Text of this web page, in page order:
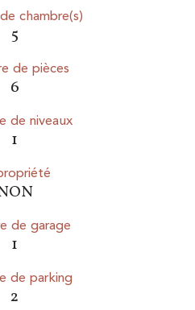
chambre(s)
5
de pièces
6
de niveaux
1
de garage
1
de parking
2